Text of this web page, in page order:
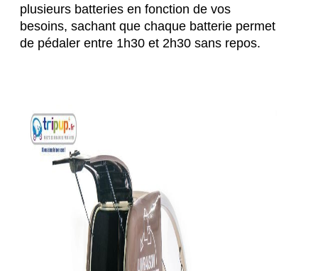
plusieurs batteries en fonction de vos
besoins, sachant que chaque batterie permet
de pédaler entre 1h30 et 2h30 sans repos.